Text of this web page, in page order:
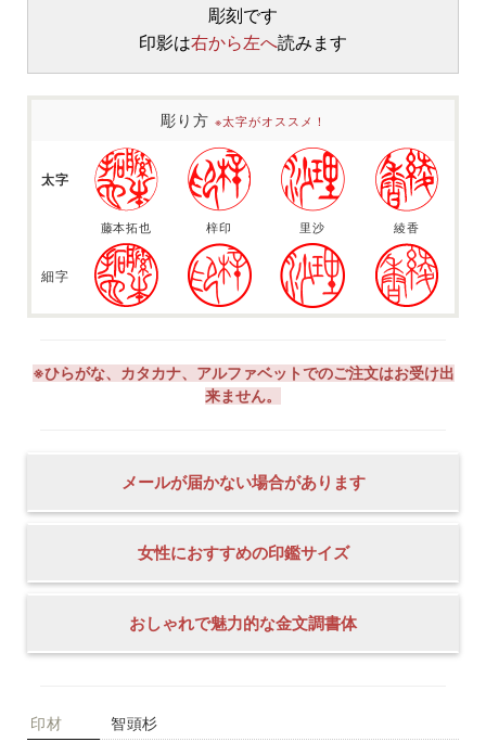
彫刻です
印影は右から左へ読みます
彫り方 ※太字がオススメ！
太字
藤本拓也 梓印 里沙 綾香
細字
※ひらがな、カタカナ、アルファベットでのご注文はお受け出
来ません。
メールが届かない場合があります
女性におすすめの印鑑サイズ
おしゃれで魅力的な金文調書体
印材
智頭杉